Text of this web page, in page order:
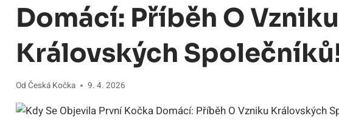
Domácí: Příběh O Vzniku
Královských
Od Česká Kočka 9. 4. 2026